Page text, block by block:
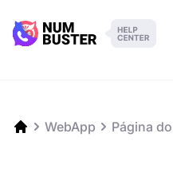
WebApp Página